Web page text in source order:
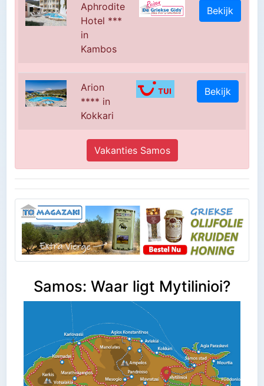
Aphrodite
Hotel ***
in
Kambos
Bekijk
Arion
**** in
Kokkari
Bekijk
Vakanties Samos
Samos: Waar ligt Mytilinioi?